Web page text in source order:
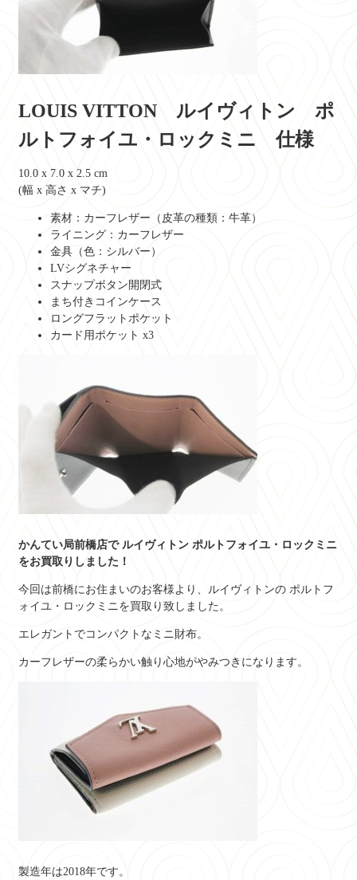
LOUIS VITTON ルイヴィトン ポ
ルトフォイユ・ロックミニ 仕様
10.0 x 7.0 x 2.5 cm
(幅 x 高さ x マチ)
素材：カーフレザー（皮革の種類：牛革）
ライニング：カーフレザー
金具（色：シルバー）
LVシグネチャー
スナップボタン開閉式
まち付きコインケース
ロングフラットポケット
カード用ポケット x3
かんてい局前橋店で ルイヴィトン ポルトフォイユ・ロックミニ
をお買取りしました！
今回は前橋にお住まいのお客様より、ルイヴィトンの ポルトフ
ォイユ・ロックミニを買取り致しました。
エレガントでコンパクトなミニ財布。
カーフレザーの柔らかい触り心地がやみつきになります。
製造年は2018年です。